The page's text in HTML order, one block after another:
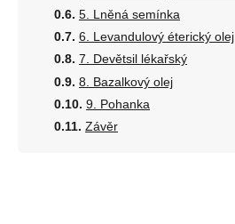
5. Lněná semínka
6. Levandulový éterický olej
7. Devětsil lékařský
8. Bazalkový olej
9. Pohanka
Závěr